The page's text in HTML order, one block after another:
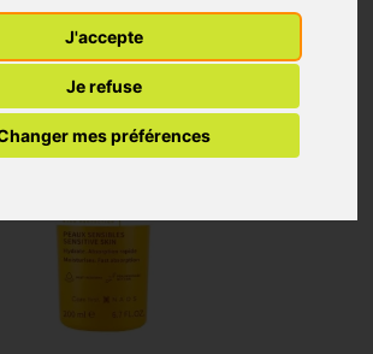
J'accepte
Je refuse
mes préférences